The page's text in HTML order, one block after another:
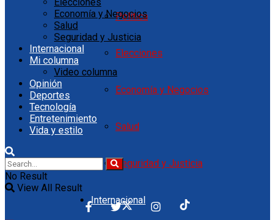
Política
Elecciones
Economía y Negocios
Salud
Seguridad y Justicia
Internacional
Economía y Negocios
Salud
Seguridad y Justicia
Internacional
Mi columna
Video columna
Opinión
Deportes
Tecnología
Entretenimiento
Vida y estilo
No Result
View All Result